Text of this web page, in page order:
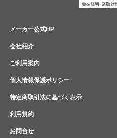
メーカー公式HP
会社紹介
ご利用案内
個人情報保護ポリシー
特定商取引法に基づく表示
利用規約
お問合せ